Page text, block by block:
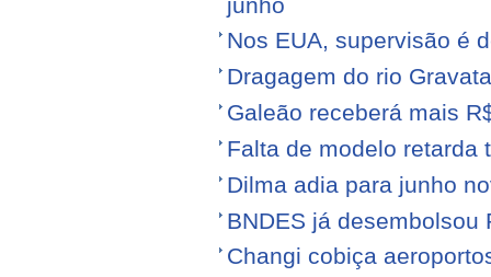
Nos EUA, supervisão é
Dragagem do rio
Galeão receberá mais
Falta de modelo retarda
Dilma adia para junho
BNDES já
Changi cobiça